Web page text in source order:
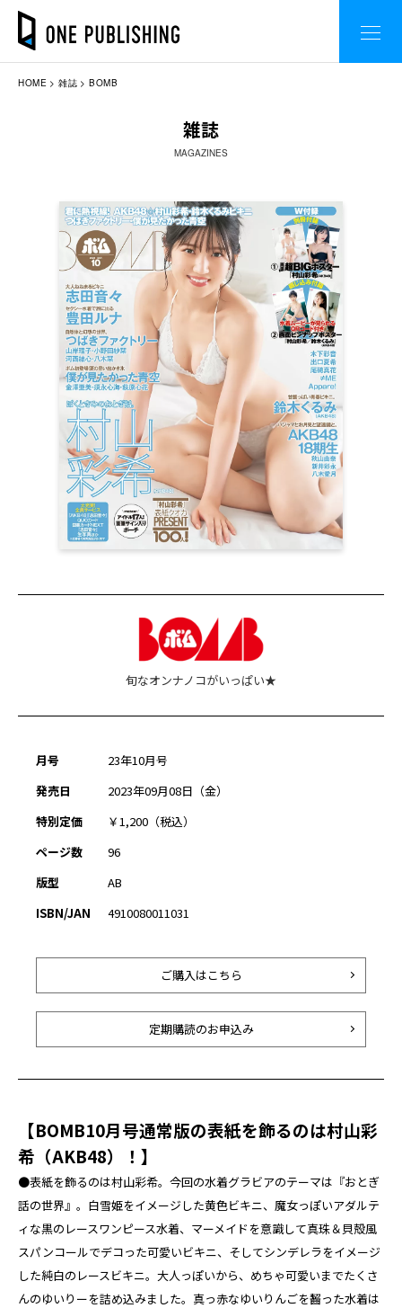
HOME 雑誌 BOMB
雑誌
MAGAZINES
旬なオンナノコがいっぱい★
月号
23年10月号
発売日
2023年09月08日（金）
特別定価
￥1,200（税込）
ページ数
96
版型
AB
ISBN/JAN
4910080011031
ご購入はこちら
定期購読のお申込み
【BOMB10月号通常版の表紙を飾るのは村山彩
希（AKB48）！】
●表紙を飾るのは村山彩希。今回の水着グラビアのテーマは『おとぎ
話の世界』。白雪姫をイメージした黄色ビキニ、魔女っぽいアダルテ
ィな黒のレースワンピース水着、マーメイドを意識して真珠＆貝殻風
スパンコールでデコった可愛いビキニ、そしてシンデレラをイメージ
した純白のレースビキニ。大人っぽいから、めちゃ可愛いまでたくさ
んのゆいりーを詰め込みました。真っ赤なゆいりんごを齧った水着は